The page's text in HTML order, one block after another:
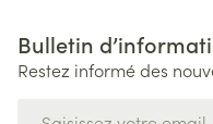
Bulletin
Restez informé des